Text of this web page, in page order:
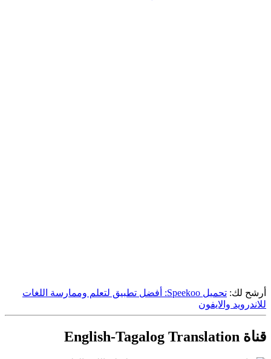
أرشح لك:
تحميل Speekoo: أفضل تطبيق لتعلم وممارسة اللغات
للاندرويد والايفون
قناة English-Tagalog Translation